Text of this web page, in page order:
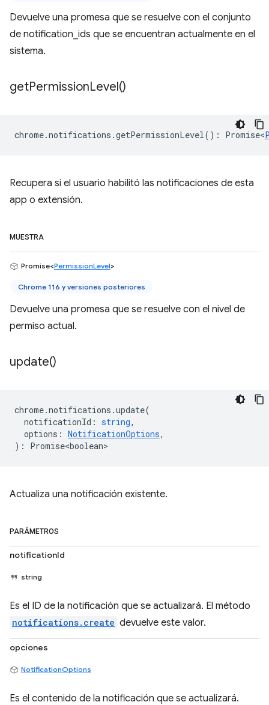
Devuelve una promesa que se resuelve con el conjunto
de notification_ids que se encuentran actualmente en el
sistema.
getPermissionLevel()
chrome.notifications .getPermissionLevel() : Promise<
Recupera si el usuario habilitó las notificaciones de esta
app o extensión.
MUESTRA
Promise<PermissionLevel>
Chrome 116 y versiones posteriores
Devuelve una promesa que se resuelve con el nivel de
permiso actual.
update()
chrome.notifications .update(
notificationId : string,
options : NotificationOptions,
) : Promise<boolean>
Actualiza una notificación existente.
PARÁMETROS
notificationId
string
Es el ID de la notificación que se actualizará. El método
notifications.create devuelve este valor.
opciones
NotificationOptions
Es el contenido de la notificación que se actualizará.